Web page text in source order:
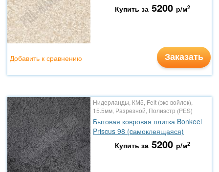
Купить за 5200 р/м2
Заказать
Добавить к сравнению
Нидерланды, КМ5, Felt (эко войлок),
15.5мм, Разрезной, Полиэстр (PES)
Бытовая ковровая плитка Bonkeel
Priscus 98 (cамоклеящаяся)
Купить за 5200 р/м2